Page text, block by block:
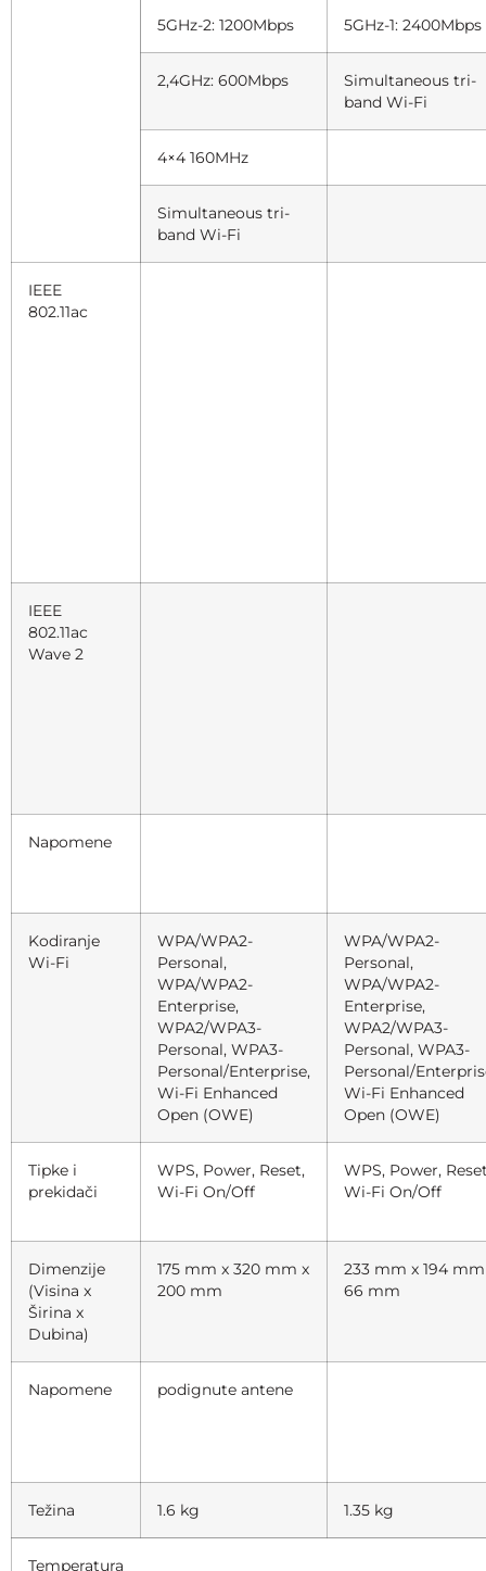
5GHz-2: 1200Mbps 5GHz-1: 2400Mbps
2,4GHz: 600Mbps
Simultaneous tri-
band Wi-Fi
4×4 160MHz
Simultaneous tri-
band Wi-Fi
IEEE
802.11ac
IEEE
802.11ac
Wave 2
Napomene
Kodiranje
Wi-Fi
WPA/WPA2-
Personal,
WPA/WPA2-
Enterprise,
WPA2/WPA3-
Personal, WPA3-
Personal/Enterprise,
Wi-Fi Enhanced
Open (OWE)
WPA/WPA2-
Personal,
WPA/WPA2-
Enterprise,
WPA2/WPA3-
Personal, WPA3-
Personal/
Wi-Fi Enhanced
Open (OWE)
Tipke i
prekidači
WPS, Power, Reset,
Wi-Fi On/Off
WPS, Power,
Wi-Fi On/Off
Dimenzije
(Visina x
Širina x
Dubina)
175 mm x 320 mm x
200 mm
233 mm x 194
66 mm
Napomene podignute antene
Težina 1.6 kg 1.35 kg
Temperatura